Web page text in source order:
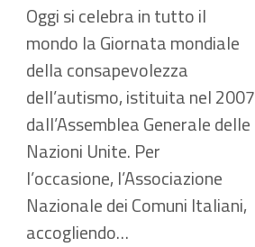
Oggi si celebra in tutto il
mondo la Giornata mondiale
della consapevolezza
dell’autismo, istituita nel 2007
dall’Assemblea Generale delle
Nazioni Unite. Per
l’occasione, l’Associazione
Nazionale dei Comuni Italiani,
accogliendo…